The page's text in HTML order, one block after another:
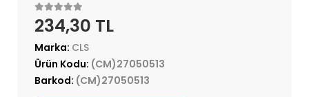
234,30 TL
Marka: CLS
Ürün Kodu: (CM)27050513
Barkod: (CM)27050513